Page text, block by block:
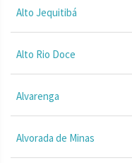
Alto Jequitibá
Alto Rio Doce
Alvarenga
Alvorada de Minas